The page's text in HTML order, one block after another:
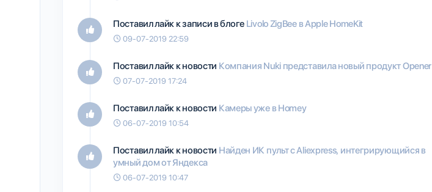
Поставил лайк к записи в блоге Livolo ZigBee в Apple HomeKit
09-07-2019 22:59
Поставил лайк к новости Компания Nuki представила новый продукт Opener
07-07-2019 17:24
Поставил лайк к новости Камеры уже в Homey
06-07-2019 10:54
Поставил лайк к новости Найден ИК пульт с Aliexpress, интегрирующийся в
умный дом от Яндекса
06-07-2019 10:47